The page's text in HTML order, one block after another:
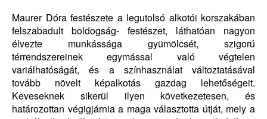
Maurer Dóra festészete a legutolsó alkotói korszakában
felszabadult boldogság- festészet, láthatóan nagyon
élvezte munkássága gyümölcsét, szigorú
térrendszereinek egymással való végtelen
variálhatóságát, és a színhasználat változtatásával
tovább növelt képalkotás gazdag lehetőségeit.
Keveseknek sikerül ilyen következetesen, és
határozottan végigjárnia a maga választotta útját, mely a